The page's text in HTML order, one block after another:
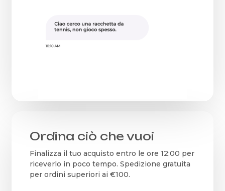
Ordina ciò che vuoi
Finalizza il tuo acquisto entro le ore 12:00 per
riceverlo in poco tempo. Spedizione gratuita
per ordini superiori ai €100.